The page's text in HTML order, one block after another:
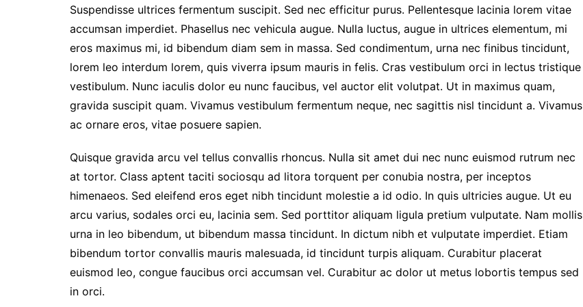
Suspendisse ultrices fermentum suscipit. Sed nec efficitur purus. Pellentesque lacinia lorem vitae
accumsan imperdiet. Phasellus nec vehicula augue. Nulla luctus, augue in ultrices elementum, mi
eros maximus mi, id bibendum diam sem in massa. Sed condimentum, urna nec finibus tincidunt,
lorem leo interdum lorem, quis viverra ipsum mauris in felis. Cras vestibulum orci in lectus tristique
vestibulum. Nunc iaculis dolor eu nunc faucibus, vel auctor elit volutpat. Ut in maximus quam,
gravida suscipit quam. Vivamus vestibulum fermentum neque, nec sagittis nisl tincidunt a. Vivamus
ac ornare eros, vitae posuere sapien.
Quisque gravida arcu vel tellus convallis rhoncus. Nulla sit amet dui nec nunc euismod rutrum nec
at tortor. Class aptent taciti sociosqu ad litora torquent per conubia nostra, per inceptos
himenaeos. Sed eleifend eros eget nibh tincidunt molestie a id odio. In quis ultricies augue. Ut eu
arcu varius, sodales orci eu, lacinia sem. Sed porttitor aliquam ligula pretium vulputate. Nam mollis
urna in leo bibendum, ut bibendum massa tincidunt. In dictum nibh et vulputate imperdiet. Etiam
bibendum tortor convallis mauris malesuada, id tincidunt turpis aliquam. Curabitur placerat
euismod leo, congue faucibus orci accumsan vel. Curabitur ac dolor ut metus lobortis tempus sed
in orci.